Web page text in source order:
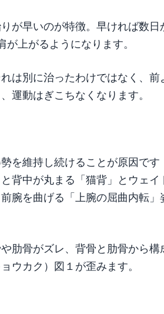
が早いのが特徴。早ければ数日
上がるようになります。
は別に治ったわけではなく、前
運動はぎこちなくなります。
を維持し続けることが原因です
背中が丸まる「猫背」とウェイ
腕を曲げる「上腕の屈曲内転」
肋骨がズレ、背骨と肋骨から構
ウカク）図１が歪みます。